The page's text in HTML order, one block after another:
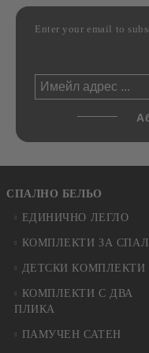
Enter your email to
СПАЛНО БЕЛЬО
ЕДИНИЧНО ЛЕГЛО
КОМПЛЕКТИ ЗА
ДЕТСКИ КОМПЛЕКТИ
КОМПЛЕКТИ С ДВА
ПЛИКА
ПАМУЧЕН САТЕН